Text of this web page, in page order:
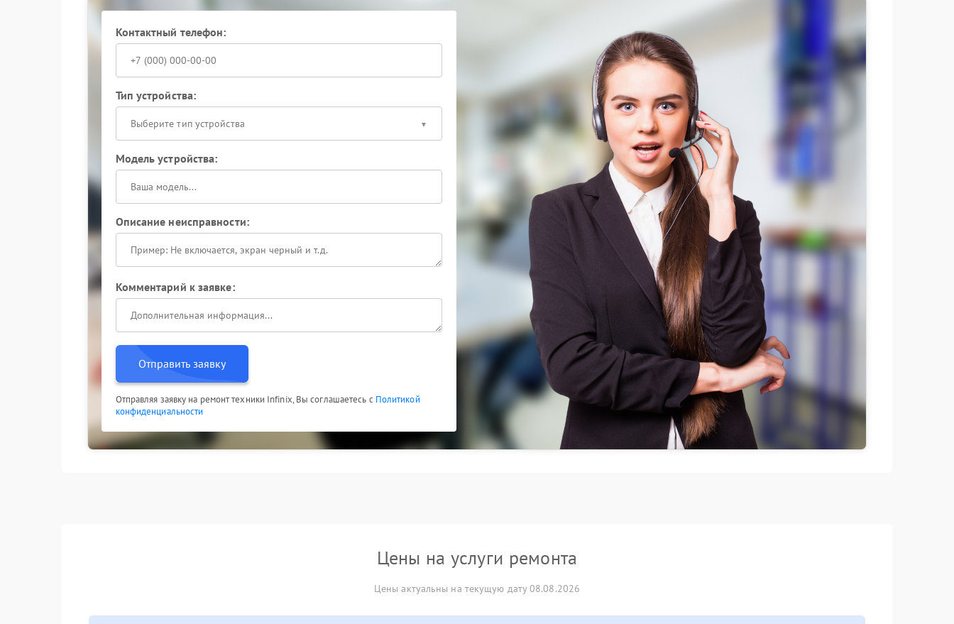
Контактный телефон:
Тип устройства:
Выберите тип устройства
Модель устройства:
Описание неисправности:
Комментарий к заявке:
Отправить заявку
Отправляя заявку на ремонт техники Infinix, Вы соглашаетесь с Политикой
конфиденциальности
Цены на услуги ремонта
Цены актуальны на текущую дату 08.08.2026